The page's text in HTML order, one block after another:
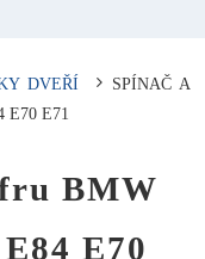
DVEŘÍ
SPÍNAČ A
E70 E71
BMW
E70